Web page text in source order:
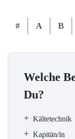
# A B
Welche
Du?
Kältetechnik
Kapitän/in